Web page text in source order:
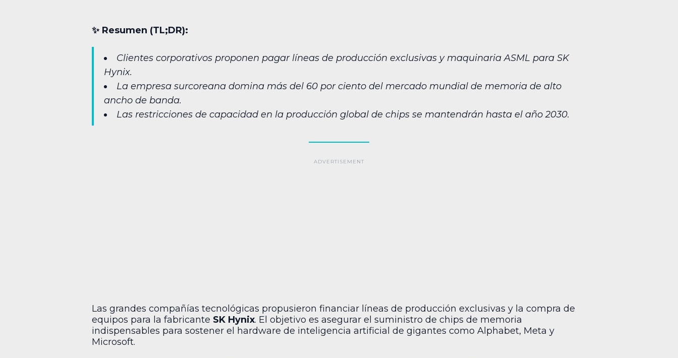
✨︎ Resumen (TL;DR):
Clientes corporativos proponen pagar líneas de producción exclusivas y maquinaria ASML para SK
Hynix.
La empresa surcoreana domina más del 60 por ciento del mercado mundial de memoria de alto
ancho de banda.
Las restricciones de capacidad en la producción global de chips se mantendrán hasta el año 2030.
Las grandes compañías tecnológicas propusieron financiar líneas de producción exclusivas y la compra de
equipos para la fabricante SK Hynix. El objetivo es asegurar el suministro de chips de memoria
indispensables para sostener el hardware de inteligencia artificial de gigantes como Alphabet, Meta y
Microsoft.